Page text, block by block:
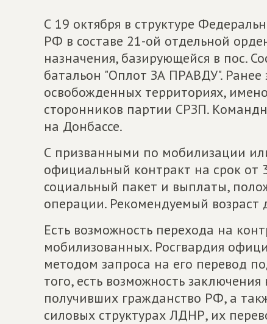
С 19 октября в структуре
РФ в составе 21-ой отдельной
назначения, базирующейся в пос.
батальон "Оплот ЗА ПРАВДУ".
освобожденных территориях,
сторонников партии СРЗП.
на Донбассе.
С призванными по мобилизации
официальный контракт на срок от
социальный пакет и выплаты,
операции. Рекомендуемый возраст
Есть возможность перехода на
мобилизованных. Росгвардия
методом запроса на его перевод
того, есть возможность
получивших гражданство РФ, а
силовых структурах ЛДНР, их